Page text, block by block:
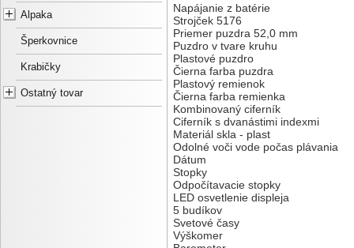
Alpaka
Šperkovnice
Krabičky
Ostatný tovar
Napájanie z batérie
Strojček 5176
Priemer puzdra 52,0 mm
Puzdro v tvare kruhu
Plastové puzdro
Čierna farba puzdra
Plastový remienok
Čierna farba remienka
Kombinovaný ciferník
Ciferník s dvanástimi indexmi
Materiál skla - plast
Odolné voči vode počas plávania
Dátum
Stopky
Odpočítavacie stopky
LED osvetlenie displeja
5 budíkov
Svetové časy
Výškomer